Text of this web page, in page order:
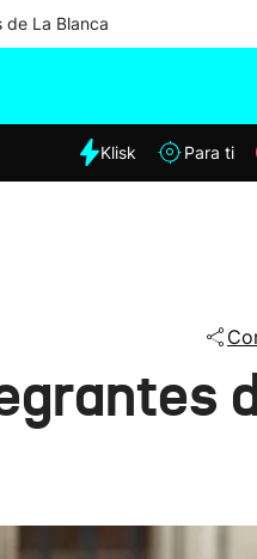
de La Blanca
Klisk Para ti